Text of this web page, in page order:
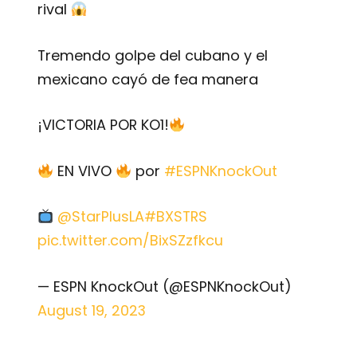
rival
Tremendo golpe del cubano y el
mexicano cayó de fea manera
¡VICTORIA POR KO1!
EN VIVO por #ESPNKnockOut
@StarPlusLA#BXSTRS
pic.twitter.com/BixSZzfkcu
— ESPN KnockOut (@ESPNKnockOut)
August 19, 2023